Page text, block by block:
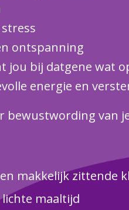
ontspanning
jou bij datgene wat
energie en
bewustwording van
makkelijk zittende
maaltijd